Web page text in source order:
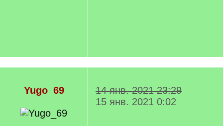
Yugo_69
14 янв. 2021 23:29
15 янв. 2021 0:02